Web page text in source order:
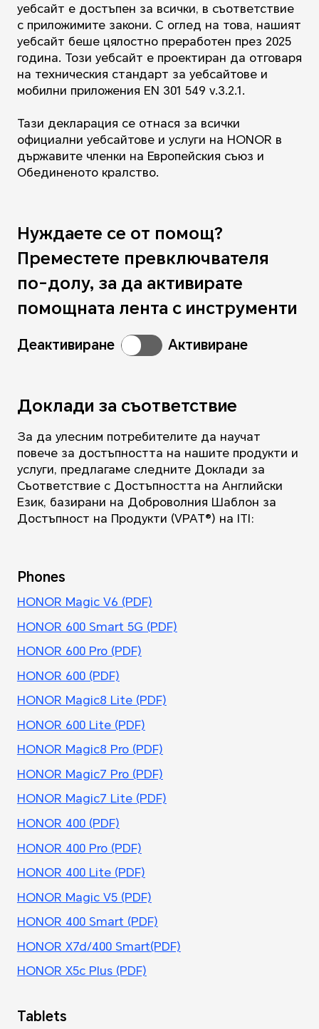
уебсайт е достъпен за всички, в съответствие
с приложимите закони. С оглед на това, нашият
уебсайт беше цялостно преработен през 2025
година. Този уебсайт е проектиран да отговаря
на техническия стандарт за уебсайтове и
мобилни приложения EN 301 549 v.3.2.1.
Тази декларация се отнася за всички
официални уебсайтове и услуги на HONOR в
държавите членки на Европейския съюз и
Обединеното кралство.
Нуждаете се от помощ?
Преместете превключвателя
по-долу, за да активирате
помощната лента с инструменти
Деактивиране Активиране
Доклади за съответствие
За да улесним потребителите да научат
повече за достъпността на нашите продукти и
услуги, предлагаме следните Доклади за
Съответствие с Достъпността на Английски
Език, базирани на Доброволния Шаблон за
Достъпност на Продукти (VPAT®) на ITI:
Phones
HONOR Magic V6 (PDF)
HONOR 600 Smart 5G (PDF)
HONOR 600 Pro (PDF)
HONOR 600 (PDF)
HONOR Magic8 Lite (PDF)
HONOR 600 Lite (PDF)
HONOR Magic8 Pro (PDF)
HONOR Magic7 Pro (PDF)
HONOR Magic7 Lite (PDF)
HONOR 400 (PDF)
HONOR 400 Pro (PDF)
HONOR 400 Lite (PDF)
HONOR Magic V5 (PDF)
HONOR 400 Smart (PDF)
HONOR X7d/400 Smart(PDF)
HONOR X5c Plus (PDF)
Tablets